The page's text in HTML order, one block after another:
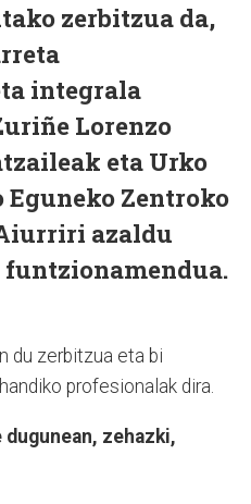
zerbitzua da,
integrala
Lorenzo
eta Urko
Zentroko
azaldu
du zerbitzua eta bi
profesionalak dira.
zehazki,